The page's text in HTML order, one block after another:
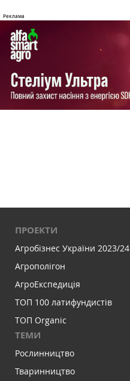
ПРОЕКТИ
Агробізнес України 2023/24
Агрополігон
АгроЕкспедиція
ТОП 100 латифундистів
ТОП Organic
ТЕМИ
Рослинництво
Тваринництво